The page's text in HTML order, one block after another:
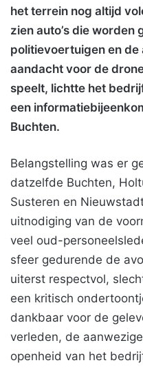
het terrein nog altijd
zien auto’s die worden
politievoertuigen en
aandacht voor de
speelt, lichtte het
een
Buchten.
Belangstelling was er
datzelfde Buchten,
Susteren en
uitnodiging van de
veel oud-
sfeer gedurende de
uiterst respectvol,
een kritisch
dankbaar voor de
verleden, de
openheid van het